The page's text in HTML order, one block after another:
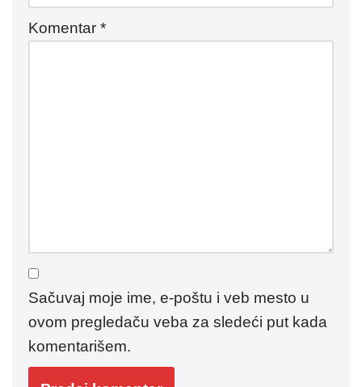
Komentar *
Sačuvaj moje ime, e-poštu i veb mesto u
ovom pregledaču veba za sledeći put kada
komentarišem.